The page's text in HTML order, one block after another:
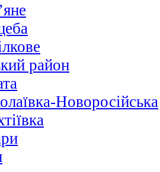
район
Новоросійська